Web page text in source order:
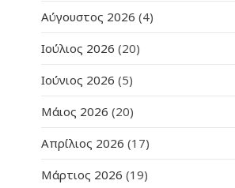
Αύγουστος 2026 (4)
Ιούλιος 2026 (20)
Ιούνιος 2026 (5)
Μάιος 2026 (20)
Απρίλιος 2026 (17)
Μάρτιος 2026 (19)